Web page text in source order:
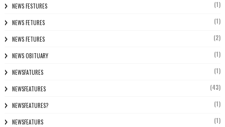
NEWS FESTURES (1)
NEWS FETURES (1)
NEWS FETURES (2)
NEWS OBITUARY (1)
NEWSFATURES (1)
NEWSFEATURES (43)
NEWSFEATURES? (1)
NEWSFEATURS (1)